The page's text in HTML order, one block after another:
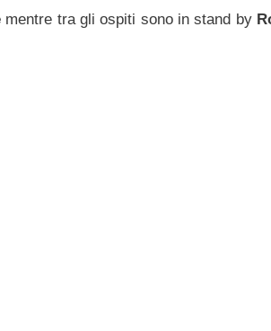
mentre tra gli ospiti sono in stand by